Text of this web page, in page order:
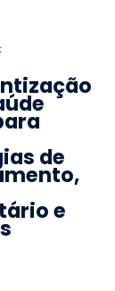
de
e